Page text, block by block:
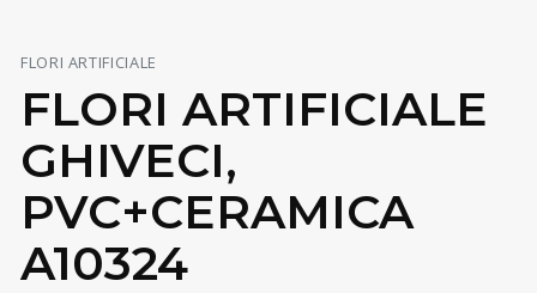
FLORI ARTIFICIALE
FLORI ARTIFICIALE
GHIVECI,
PVC+CERAMICA
A10324